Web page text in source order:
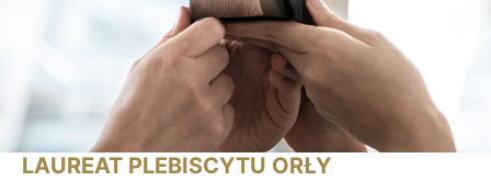
LAUREAT PLEBISCYTU ORŁY